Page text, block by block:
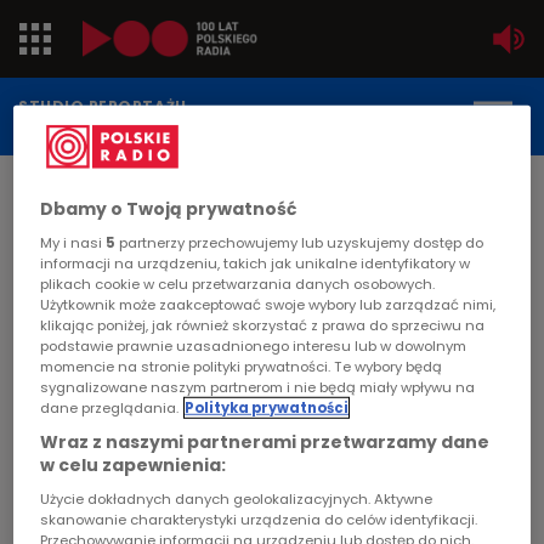
Jedynka
Dwójka
Trójka
Czwórka
PR24
Poland
Kierowcy
Dzieci
STUDIO REPORTAŻU
POLSKIEGO RADIA
2009-02-06
STRONA GŁÓWNA >ARTYKUŁ
Chcę być ojcem
STUDIO REPORTAŻU I DOKUMENTU
Dbamy o Twoją prywatność
My i nasi 5 partnerzy przechowujemy lub uzyskujemy dostęp do
informacji na urządzeniu, takich jak unikalne identyfikatory w
plikach cookie w celu przetwarzania danych osobowych.
Użytkownik może zaakceptować swoje wybory lub zarządzać nimi,
klikając poniżej, jak również skorzystać z prawa do sprzeciwu na
podstawie prawnie uzasadnionego interesu lub w dowolnym
momencie na stronie polityki prywatności. Te wybory będą
sygnalizowane naszym partnerom i nie będą miały wpływu na
dane przeglądania. Polityka prywatności
Wraz z naszymi partnerami przetwarzamy dane
w celu zapewnienia:
Użycie dokładnych danych geolokalizacyjnych. Aktywne
skanowanie charakterystyki urządzenia do celów identyfikacji.